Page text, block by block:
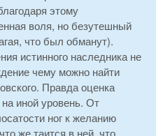
этому
воля, но безутешный
что был обманут).
истинного наследника не
чему можно найти
Правда оценка
иной уровень. От
ног к желанию
же таится в ней, что